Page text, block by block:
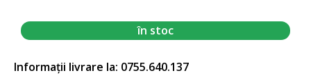
în stoc
Informații livrare la: 0755.640.137